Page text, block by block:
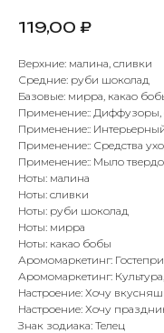
119,00 ₽
Верхние: малина, сливки
Средние: руби шоколад
Базовые: мирра, какао
Применение::
Применение::
Применение:: Средства
Применение:: Мыло
Ноты: малина
Ноты: сливки
Ноты: руби шоколад
Ноты: мирра
Ноты: какао бобы
Аромомаркетинг:
Аромомаркетинг:
Настроение: Хочу
Настроение: Хочу
Знак зодиака: Телец